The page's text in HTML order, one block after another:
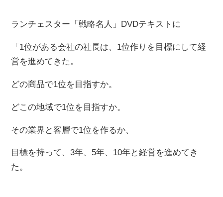
ランチェスター「戦略名人」DVDテキストに
「1位がある会社の社長は、1位作りを目標にして経
営を進めてきた。
どの商品で1位を目指すか。
どこの地域で1位を目指すか。
その業界と客層で1位を作るか、
目標を持って、3年、5年、10年と経営を進めてき
た。